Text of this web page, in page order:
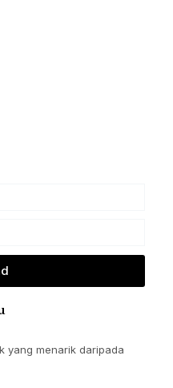
yang menarik daripada